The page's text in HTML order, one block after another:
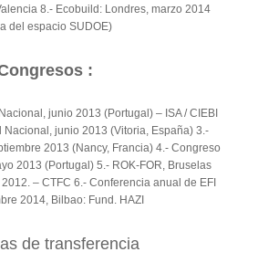
8.- Ecobuild: Londres, marzo 2014
del espacio SUDOE)
:
junio 2013 (Portugal) – ISA / CIEBI
Nacional, junio 2013 (Vitoria, España) 3.-
2013 (Nancy, Francia) 4.- Congreso
2013 (Portugal) 5.- ROK-FOR, Bruselas
– CTFC 6.- Conferencia anual de EFI
2014, Bilbao: Fund. HAZI
de transferencia